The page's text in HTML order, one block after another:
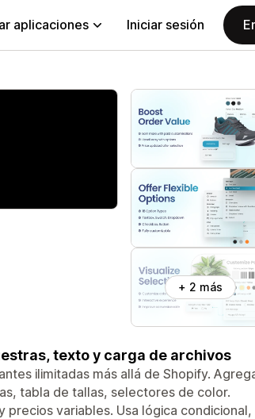
aplicaciones Iniciar sesión
+ 2 más
texto y carga de archivos
ilimitadas más allá de Shopify.
tabla de tallas, selectores de color.
variables. Usa lógica condicional,